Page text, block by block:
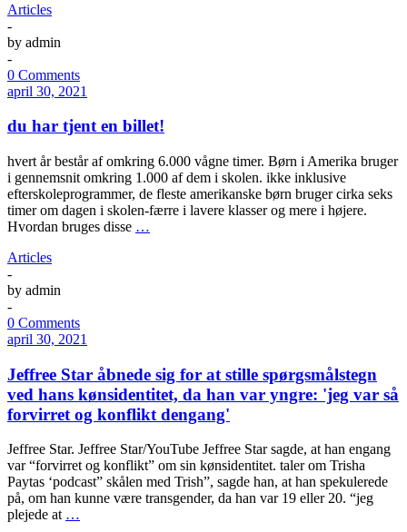
Articles
-
by admin
-
0 Comments
april 30, 2021
du har tjent en billet!
hvert år består af omkring 6.000 vågne timer. Børn i Amerika bruger
i gennemsnit omkring 1.000 af dem i skolen. ikke inklusive
efterskoleprogrammer, de fleste amerikanske børn bruger cirka seks
timer om dagen i skolen-færre i lavere klasser og mere i højere.
Hvordan bruges disse …
Articles
-
by admin
-
0 Comments
april 30, 2021
Jeffree Star åbnede sig for at stille spørgsmålstegn
ved hans kønsidentitet, da han var yngre: 'jeg var så
forvirret og konflikt dengang'
Jeffree Star. Jeffree Star/YouTube Jeffree Star sagde, at han engang
var “forvirret og konflikt” om sin kønsidentitet. taler om Trisha
Paytas ‘podcast” skålen med Trish”, sagde han, at han spekulerede
på, om han kunne være transgender, da han var 19 eller 20. “jeg
plejede at …